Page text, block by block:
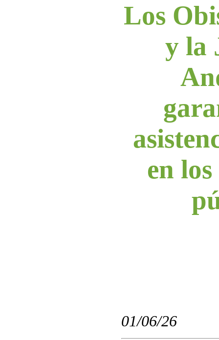
Los
y la
en
01/06/26